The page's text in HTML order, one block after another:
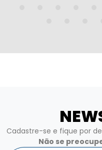
Cadastre-se e fique por
Não se